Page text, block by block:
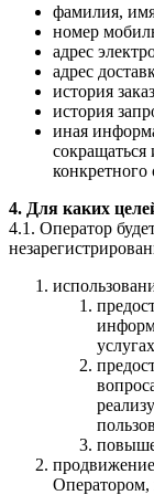
фамилия,
номер
адрес
адрес
история
история
иная
сокращаться
конкретного
4. Для каких
4.1. Оператор
Оператором,